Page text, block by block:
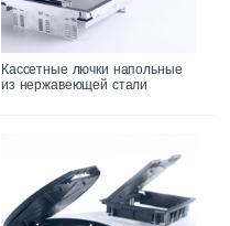
Кассетные лючки напольные
из нержавеющей стали